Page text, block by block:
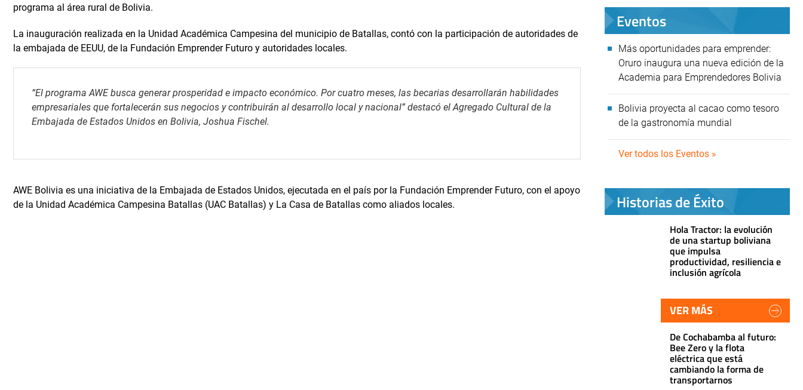
programa al área rural de Bolivia.
La inauguración realizada en la Unidad Académica Campesina del municipio de Batallas, contó con la participación de autoridades de
la embajada de EEUU, de la Fundación Emprender Futuro y autoridades locales.
“El programa AWE busca generar prosperidad e impacto económico. Por cuatro meses, las becarias desarrollarán habilidades
empresariales que fortalecerán sus negocios y contribuirán al desarrollo local y nacional” destacó el Agregado Cultural de la
Embajada de Estados Unidos en Bolivia, Joshua Fischel.
AWE Bolivia es una iniciativa de la Embajada de Estados Unidos, ejecutada en el país por la Fundación Emprender Futuro, con el apoyo
de la Unidad Académica Campesina Batallas (UAC Batallas) y La Casa de Batallas como aliados locales.
Eventos
Más oportunidades para emprender:
Oruro inaugura una nueva edición de la
Academia para Emprendedores Bolivia
Bolivia proyecta al cacao como tesoro
de la gastronomía mundial
Ver todos los Eventos »
Historias de Éxito
Hola Tractor: la evolución
de una startup boliviana
que impulsa
productividad, resiliencia e
inclusión agrícola
VER MÁS
De Cochabamba al futuro:
Bee Zero y la flota
eléctrica que está
cambiando la forma de
transportarnos